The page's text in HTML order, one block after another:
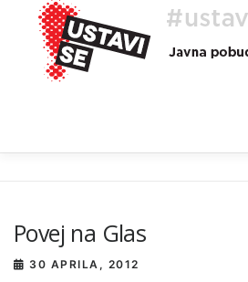
Preskoči
vsebino
Povej na Glas
30 APRILA, 2012